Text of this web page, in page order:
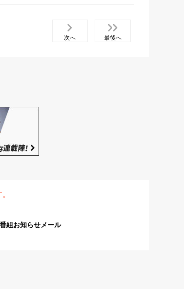
次へ 最後へ
番組お知らせメール